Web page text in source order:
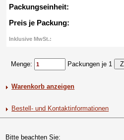
Packungseinheit:
Preis je Packung:
Inklusive MwSt.:
Menge: Packungen je 1
Warenkorb anzeigen
Bestell- und Kontaktinformationen
Bitte beachten Sie: